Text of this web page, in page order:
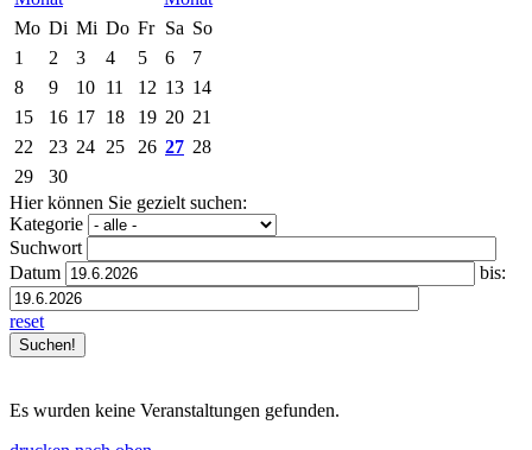
Mo Di Mi Do Fr Sa So
1
2 3 4 5 6
7
8
9 10 11 12 13 14
15
16 17 18 19 20 21
22
23 24 25 26 27 28
29
30
Hier können Sie gezielt suchen:
Kategorie
Suchwort
Datum
bis:
reset
Es wurden keine Veranstaltungen gefunden.